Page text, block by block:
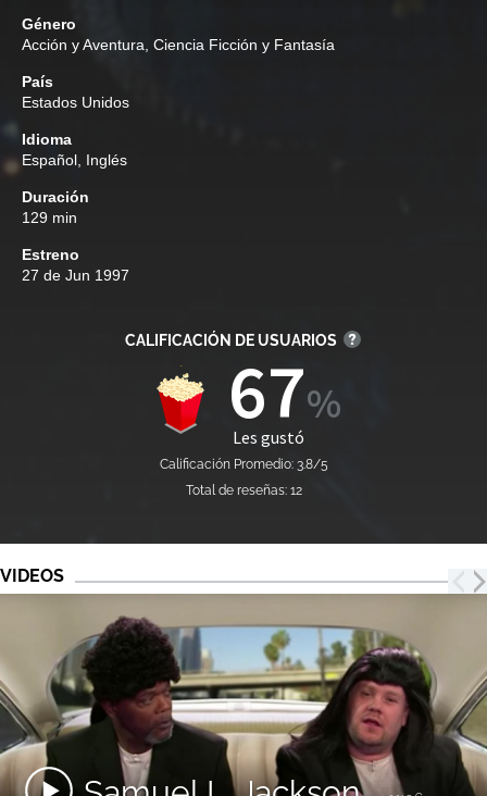
Género
Acción y Aventura Ciencia Ficción y Fantasía
País
Estados Unidos
Idioma
Español, Inglés
Duración
129 min
Estreno
27 de Jun 1997
CALIFICACIÓN DE USUARIOS
67
Les gustó
Calificación Promedio: 3.8/5
Total de reseñas: 12
VIDEOS